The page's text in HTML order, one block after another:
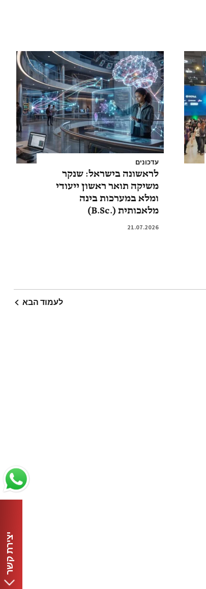
עדכונים
לראשונה בישראל: שנקר
משיקה תואר ראשון ייעודי
ומלא במערכות בינה
מלאכותית (.B.Sc)
21.07.2026
לעמוד הבא
יצירת קשר